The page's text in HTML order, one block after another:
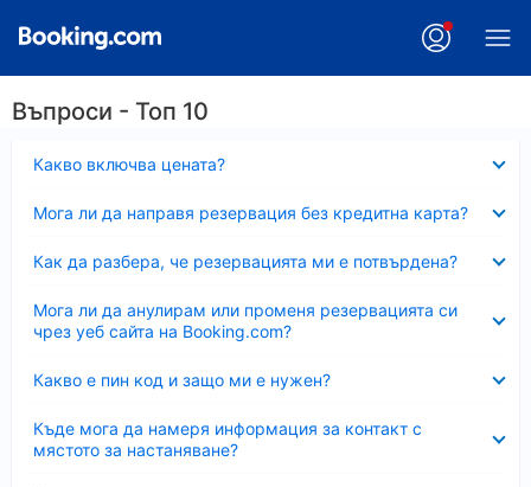
Въпроси - Топ 10
Какво включва цената?
Мога ли да направя резервация без кредитна карта?
Как да разбера, че резервацията ми е потвърдена?
Мога ли да анулирам или променя резервацията си
чрез уеб сайта на Booking.com?
Какво е пин код и защо ми е нужен?
Къде мога да намеря информация за контакт с
мястото за настаняване?